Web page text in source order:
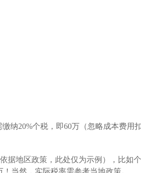
纳20%个税，即60万（忽略成本费用
据地区政策，此处仅为示例），比如